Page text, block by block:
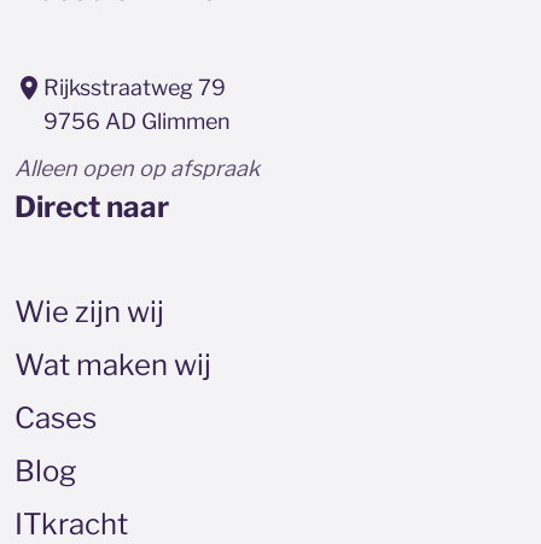
Rijksstraatweg 79
9756 AD Glimmen
Alleen open op afspraak
Direct naar
Wie zijn wij
Wat maken wij
Cases
Blog
ITkracht